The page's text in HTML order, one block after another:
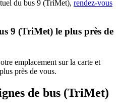
du bus 9 (TriMet), rendez-vous
9 (TriMet) le plus près de
emplacement sur la carte et
près de vous.
de bus (TriMet)